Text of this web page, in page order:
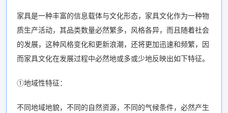
家具是一种丰富的信息载体与文化形态，家具文化作为一种物
质生产活动，其品类数量必然繁多，风格各异，而且随着社会
的发展，这种风格变化和更新浪潮，还将更加迅速和频繁，因
而家具文化在发展过程中必然地或多或少地反映出如下特征。
①地域性特征：
不同地域地貌，不同的自然资源，不同的气候条件，必然产生